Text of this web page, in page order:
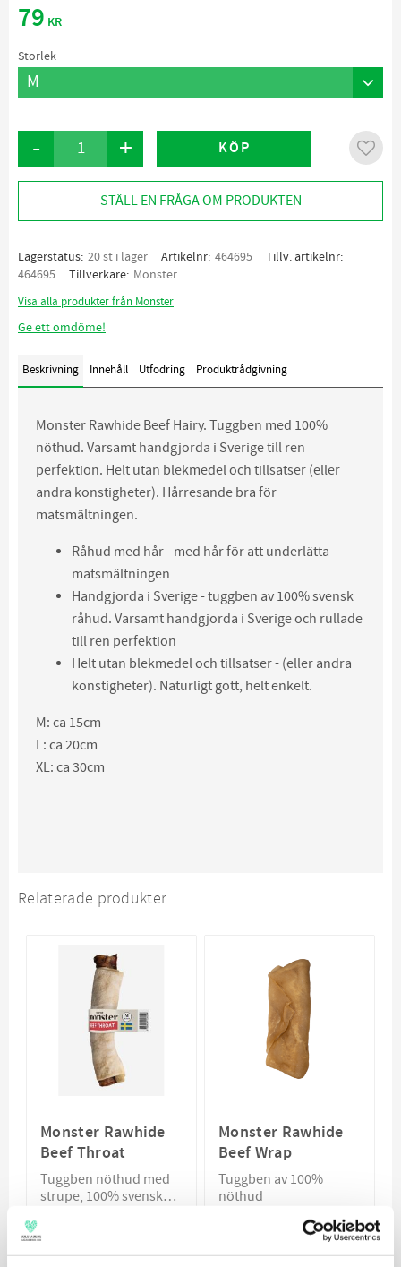
79 KR
Storlek
+
- KÖP Lägg
STÄLL EN FRÅGA OM PRODUKTEN
Lagerstatus 20 st i lager Artikelnr 464695
Tillv. artikelnr
464695
Tillverkare Monster
Visa alla produkter från Monster
Ge ett omdöme!
Beskrivning Innehåll Utfodring Produktrådgivning
Monster Rawhide Beef Hairy. Tuggben med 100%
nöthud. Varsamt handgjorda i Sverige till ren
perfektion. Helt utan blekmedel och tillsatser (eller
andra konstigheter). Hårresande bra för
matsmältningen.
Råhud med hår - med hår för att underlätta
matsmältningen
Handgjorda i Sverige - tuggben av 100% svensk
råhud. Varsamt handgjorda i Sverige och rullade
till ren perfektion
Helt utan blekmedel och tillsatser - (eller andra
konstigheter). Naturligt gott, helt enkelt.
M: ca 15cm
L: ca 20cm
XL: ca 30cm
Relaterade produkter
Monster Rawhide
Beef Throat
Tuggben nöthud med
strupe, 100% svenska
Monster Rawhide
Beef Wrap
Tuggben av 100%
nöthud